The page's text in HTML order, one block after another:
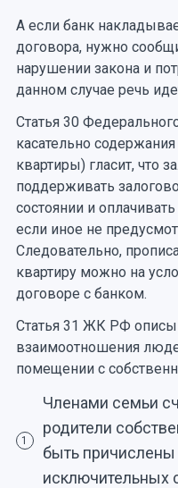
А если банк
договора, нужно
нарушении закона и
данном случае речь
Статья 30
касательно
квартиры) гласит, что
поддерживать
состоянии и
если иное не
Следовательно,
квартиру можно на
договоре с банком.
Статья 31 ЖК РФ
взаимоотношения
помещении с
1
Членами семьи
родители
быть
исключительных